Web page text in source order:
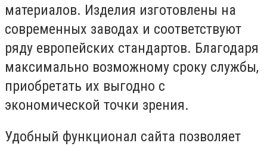
материалов. Изделия изготовлены на
современных заводах и соответствуют
ряду европейских стандартов. Благодаря
максимально возможному сроку службы,
приобретать их выгодно с
экономической точки зрения.
Удобный функционал сайта позволяет